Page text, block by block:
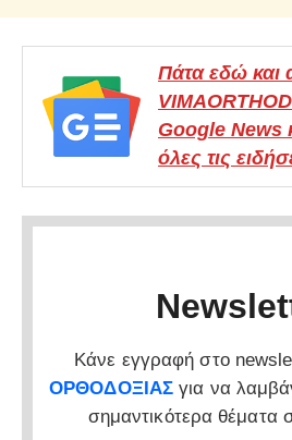
Πάτα εδώ και
Google News
όλες τις
Κάνε εγγραφή στο
ΟΡΘΟΔΟΞΙΑΣ για να
σημαντικότερα θέματα